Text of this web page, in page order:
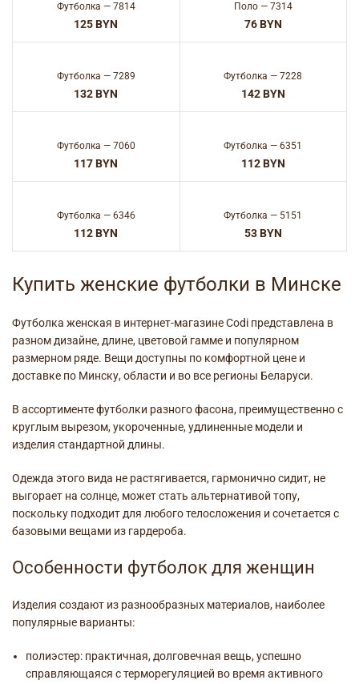
Футболка — 7814
BYN
Поло — 7314
BYN
Футболка — 7289
BYN
Футболка — 7228
BYN
Футболка — 7060
BYN
Футболка — 6351
BYN
Футболка — 6346
BYN
Футболка — 5151
BYN
Купить женские футболки в Минске
Футболка женская в интернет-магазинеCodi представлена в
разном дизайне, длине, цветовой гамме и популярном
размерном ряде. Вещи доступны по комфортной цене и
доставке по Минску, области и во все регионы Беларуси.
В ассортименте футболки разного фасона, преимущественно с
круглым вырезом, укороченные, удлиненные модели и
изделия стандартной длины.
Одежда этого вида не растягивается, гармонично сидит, не
выгорает на солнце, может стать альтернативой топу,
поскольку подходит для любого телосложения и сочетается с
базовыми вещами из гардероба.
Особенности футболок для женщин
Изделия создают из разнообразных материалов, наиболее
популярные варианты:
полиэстер: практичная, долговечная вещь, успешно
справляющаяся с терморегуляцией во время активного